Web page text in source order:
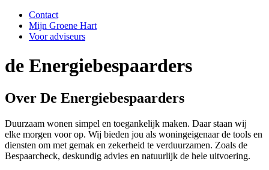
Contact
Mijn Groene Hart
Voor adviseurs
de Energiebespaarders
Over De Energiebespaarders
Duurzaam wonen simpel en toegankelijk maken. Daar staan wij
elke morgen voor op. Wij bieden jou als woningeigenaar de tools en
diensten om met gemak en zekerheid te verduurzamen. Zoals de
Bespaarcheck, deskundig advies en natuurlijk de hele uitvoering.